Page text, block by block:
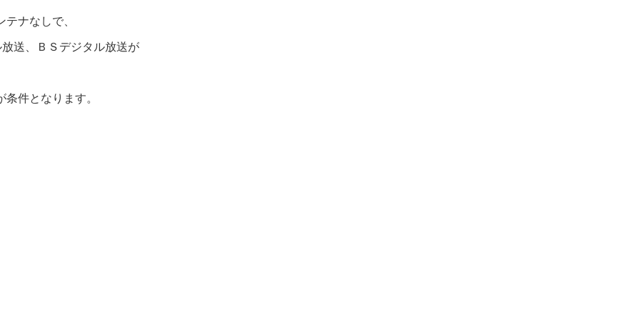
ナなしで、
送、ＢＳデジタル放送が
件となります。